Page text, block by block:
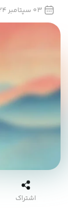
03 سپتامبر 2024
اشتراک